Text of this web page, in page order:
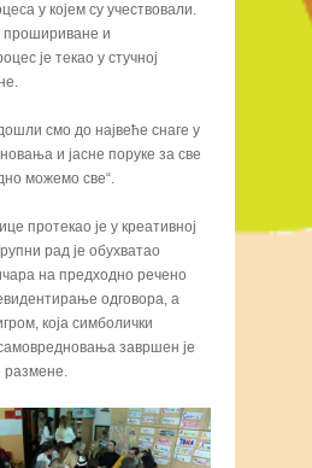
у којем су учествовали.
прошириване и
је текао у стучној
смо до највеће снаге у
и јасне поруке за све
можемо све“.
протекао је у креативној
рад је обухватао
на предходно речено
одговора, а
која симболички
завршен је
размене.